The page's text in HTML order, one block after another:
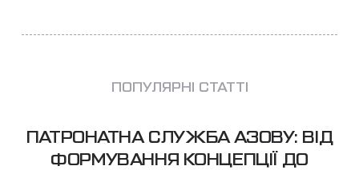
ПОПУЛЯРНІ СТАТТІ
ПАТРОНАТНА СЛУЖБА АЗОВУ: ВІД
ФОРМУВАННЯ КОНЦЕПЦІЇ ДО